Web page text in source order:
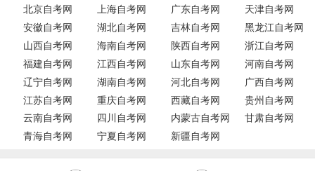
北京自考网 上海自考网 广东自考网
天津自考网
安徽自考网
湖北自考网 吉林自考网
黑龙江自考网
山西自考网
海南自考网 陕西自考网
浙江自考网
福建自考网
江西自考网 山东自考网
河南自考网
辽宁自考网
湖南自考网 河北自考网
广西自考网
江苏自考网
重庆自考网 西藏自考网
贵州自考网
云南自考网
四川自考网 内蒙古自考网
甘肃自考网
青海自考网
宁夏自考网 新疆自考网